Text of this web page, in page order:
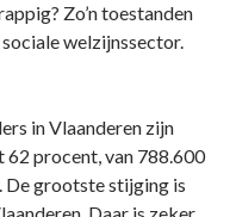
Zo’n toestanden
welzijnssector.
in Vlaanderen zijn
62 procent, van 788.600
De grootste stijging is